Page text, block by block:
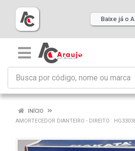
Baixe já o
INÍCIO
AMORTECEDOR DIANTEIRO - DIREITO :